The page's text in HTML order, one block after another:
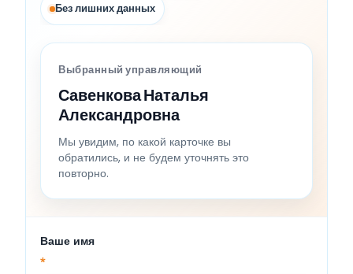
Без лишних данных
Выбранный управляющий
Савенкова Наталья
Александровна
Мы увидим, по какой карточке вы
обратились, и не будем уточнять это
повторно.
Ваше имя
*